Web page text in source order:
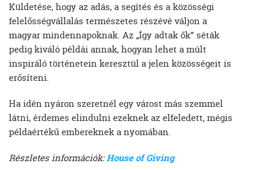
Küldetése, hogy az adás, a segítés és a közösségi
felelősségvállalás természetes részévé váljon a
magyar mindennapoknak. Az „Így adtak ők” séták
pedig kiváló példái annak, hogyan lehet a múlt
inspiráló történetein keresztül a jelen közösségeit is
erősíteni.
Ha idén nyáron szeretnél egy várost más szemmel
látni, érdemes elindulni ezeknek az elfeledett, mégis
példaértékű embereknek a nyomában.
Részletes információk:House of Giving